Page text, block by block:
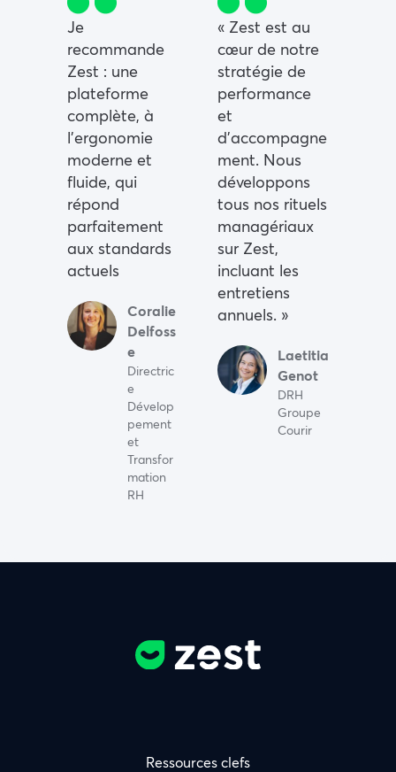
Je
recommande
Zest : une
plateforme
complète, à
l’ergonomie
moderne et
fluide, qui
répond
parfaitement
aux standards
actuels
Coralie
Delfoss
e
Directric
e
Dévelop
pement
et
Transfor
mation
RH
« Zest est au
cœur de notre
stratégie de
performance
et
d’accompagne
ment. Nous
développons
tous nos rituels
managériaux
sur Zest,
incluant les
entretiens
annuels. »
Laetitia
Genot
DRH
Groupe
Courir
Ressources clefs